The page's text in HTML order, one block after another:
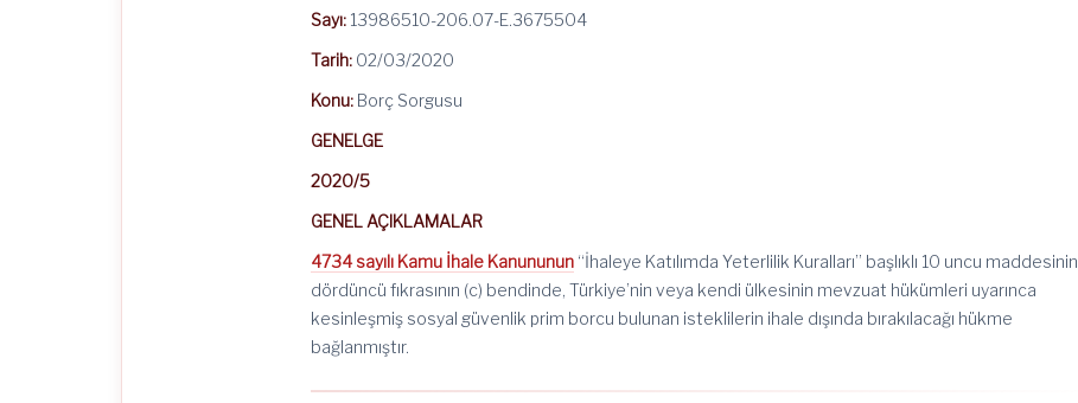
Sayı: 13986510-206.07-E.3675504
Tarih: 02/03/2020
Konu: Borç Sorgusu
GENELGE
2020/5
GENEL AÇIKLAMALAR
4734 sayılı Kamu İhale Kanununun “İhaleye Katılımda Yeterlilik Kuralları” başlıklı 10 uncu maddesinin
dördüncü fıkrasının (c) bendinde, Türkiye’nin veya kendi ülkesinin mevzuat hükümleri uyarınca
kesinleşmiş sosyal güvenlik prim borcu bulunan isteklilerin ihale dışında bırakılacağı hükme
bağlanmıştır.